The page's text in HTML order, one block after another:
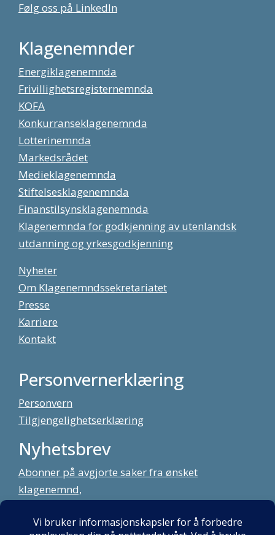
Følg oss på LinkedIn
Klagenemnder
Energiklagenemnda
Frivillighetsregisternemnda
KOFA
Konkurranseklagenemnda
Lotterinemnda
Markedsrådet
Medieklagenemnda
Stiftelsesklagenemnda
Finanstilsynsklagenemnda
Klagenemnda for godkjenning av utenlandsk
utdanning og yrkesgodkjenning
Nyheter
Om Klagenemndssekretariatet
Presse
Karriere
Kontakt
Personvernerklæring
Personvern
Tilgjengelighetserklæring
Nyhetsbrev
Abonner på avgjorte saker fra ønsket
klagenemnd,